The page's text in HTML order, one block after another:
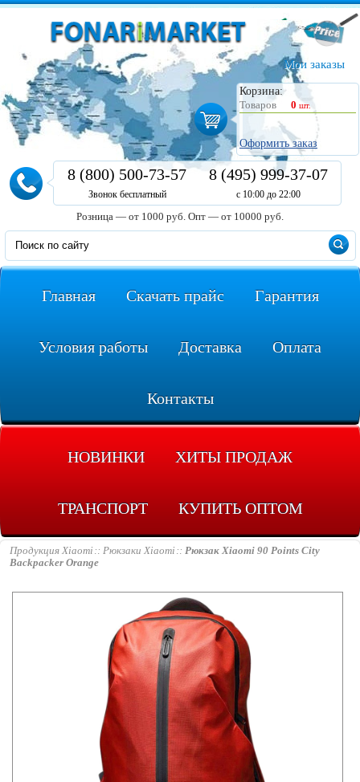
Мои заказы
Корзина:
Товаров
0 шт.
Оформить заказ
8 (800) 500-73-57
Звонок бесплатный
8 (495) 999-37-07
с 10:00 до 22:00
Розница — от 1000 руб. Опт — от 10000 руб.
Главная Скачать прайс Гарантия
Условия работы Доставка Оплата
Контакты
НОВИНКИ ХИТЫ ПРОДАЖ
ТРАНСПОРТ КУПИТЬ ОПТОМ
Продукция Xiaomi Рюкзаки Xiaomi
Рюкзак Xiaomi 90 Points City
Backpacker Orange